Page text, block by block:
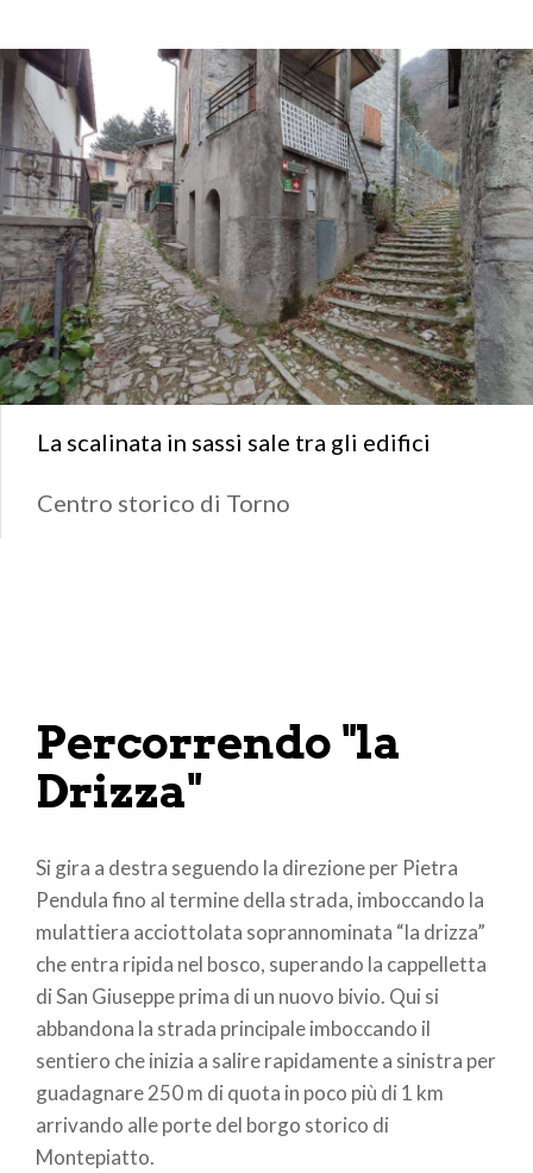
borgo storico di Montepiatto.
La scalinata in sassi sale tra gli edifici
Centro storico di Torno
Percorrendo "la
Drizza"
Si gira a destra seguendo la direzione per Pietra
Pendula fino al termine della strada, imboccando la
mulattiera acciottolata soprannominata “la drizza”
che entra ripida nel bosco, superando la cappelletta
di San Giuseppe prima di un nuovo bivio. Qui si
abbandona la strada principale imboccando il
sentiero che inizia a salire rapidamente a sinistra per
guadagnare 250 m di quota in poco più di 1 km
arrivando alle porte del borgo storico di
Montepiatto.